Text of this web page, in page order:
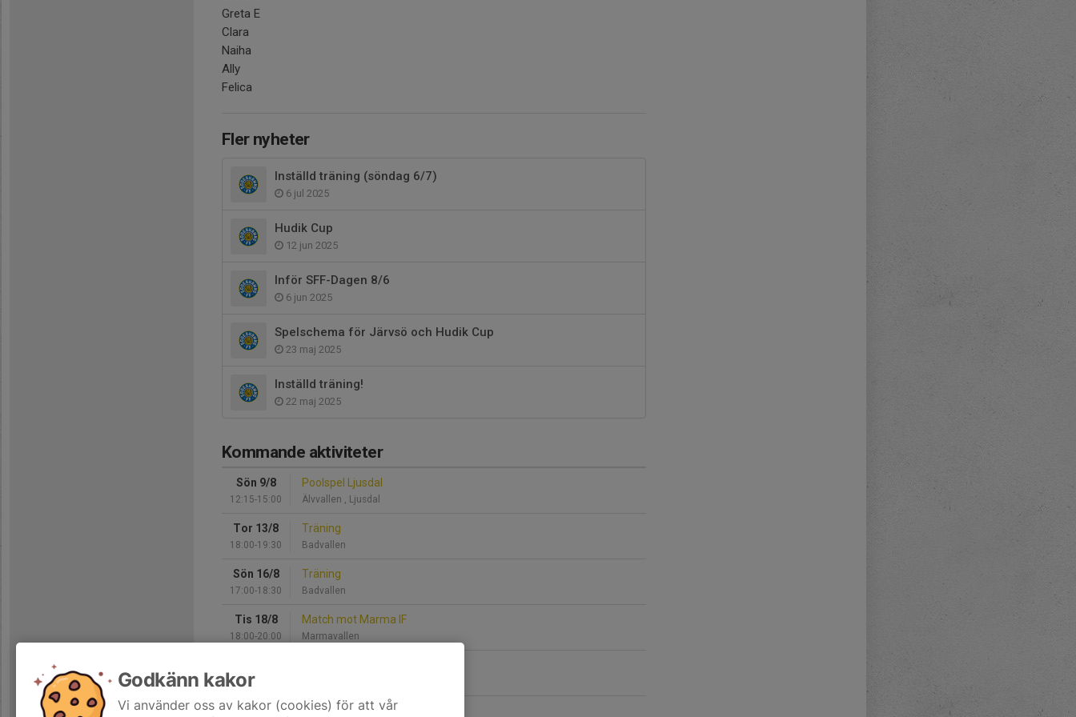
Greta E
Clara
Naiha
Ally
Felica
Fler nyheter
Inställd träning (söndag 6/7)
6 jul 2025
Hudik Cup
12 jun 2025
Inför SFF-Dagen 8/6
6 jun 2025
Spelschema för Järvsö och Hudik Cup
23 maj 2025
Inställd träning!
22 maj 2025
Kommande aktiviteter
Sön 9/8
12:15-15:00
Poolspel Ljusdal
Älvvallen , Ljusdal
Tor 13/8
18:00-19:30
Träning
Badvallen
Sön 16/8
17:00-18:30
Träning
Badvallen
Tis 18/8
18:00-20:00
Match mot Marma IF
Marmavallen
18:00-19:30
Godkänn kakor
Vi använder oss av kakor (cookies) för att vår